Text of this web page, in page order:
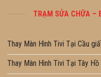
TRẠM SỬA CHỮA –
Thay Màn Hình Tivi Tại Cầu
Thay Màn Hình Tivi Tại Tây Hồ